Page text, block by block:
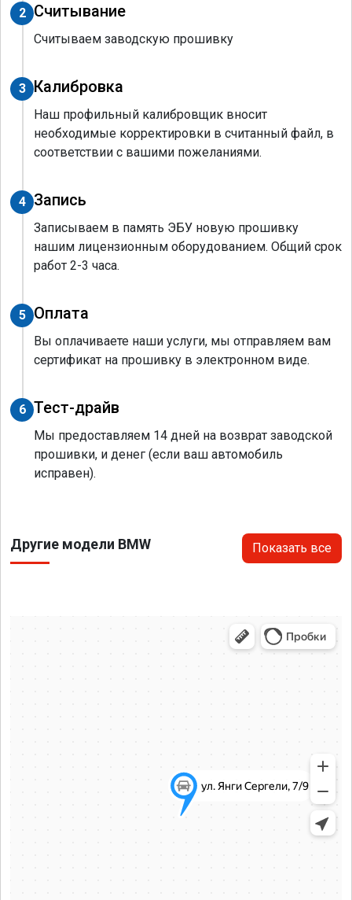
2 Считывание
Считываем заводскую прошивку
3 Калибровка
Наш профильный калибровщик вносит
необходимые корректировки в считанный файл, в
соответствии с вашими пожеланиями.
4 Запись
Записываем в память ЭБУ новую прошивку
нашим лицензионным оборудованием. Общий срок
работ 2-3 часа.
5 Оплата
Вы оплачиваете наши услуги, мы отправляем вам
сертификат на прошивку в электронном виде.
6 Тест-драйв
Мы предоставляем 14 дней на возврат заводской
прошивки, и денег (если ваш автомобиль
исправен).
Другие модели BMW Показать все